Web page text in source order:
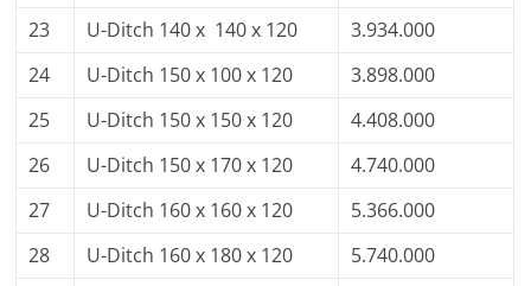
23
U-Ditch 140 x 140 x 120
3.934.000
24
U-Ditch 150 x 100 x 120
3.898.000
25
U-Ditch 150 x 150 x 120
4.408.000
26
U-Ditch 150 x 170 x 120
4.740.000
27
U-Ditch 160 x 160 x 120
5.366.000
28
U-Ditch 160 x 180 x 120
5.740.000